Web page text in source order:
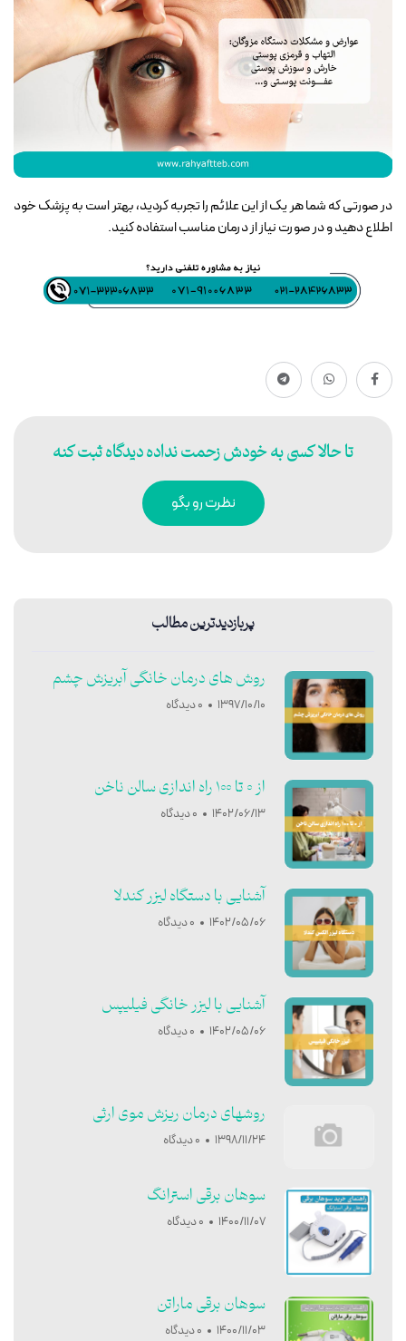
در صورتی که شما هر یک از این علائم را تجربه کردید، بهتر است به پزشک خود
اطلاع دهید و در صورت نیاز از درمان مناسب استفاده کنید.
تا حالا کسی به خودش زحمت نداده دیدگاه ثبت کنه
نظرت رو بگو
پربازدیدترین مطالب
روش های درمان خانگی آبریزش چشم
1397/10/10 0 دیدگاه
از 0 تا 100 راه اندازی سالن ناخن
1402/06/13 0 دیدگاه
آشنایی با دستگاه لیزر کندلا
1402/05/06 0 دیدگاه
آشنایی با ليزر خانگی فيليپس
1402/05/06 0 دیدگاه
روشهای درمان ریزش موی ارثی
1398/11/24 0 دیدگاه
سوهان برقی استرانگ
1400/11/07 0 دیدگاه
سوهان برقی ماراتن
1400/11/03 0 دیدگاه